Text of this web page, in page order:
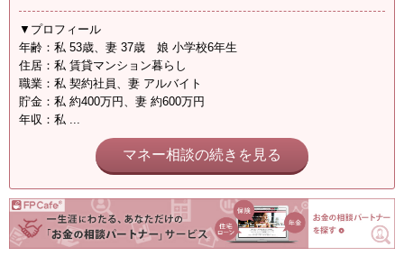
▼プロフィール
年齢：私 53歳、妻 37歳 娘 小学校6年生
住居：私 賃貸マンション暮らし
職業：私 契約社員、妻 アルバイト
貯金：私 約400万円、妻 約600万円
年収：私 ...
マネー相談の続きを見る